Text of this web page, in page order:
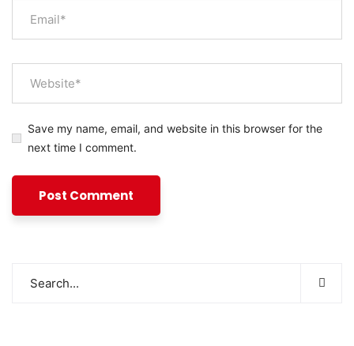
Save my name, email, and website in this browser for the
next time I comment.